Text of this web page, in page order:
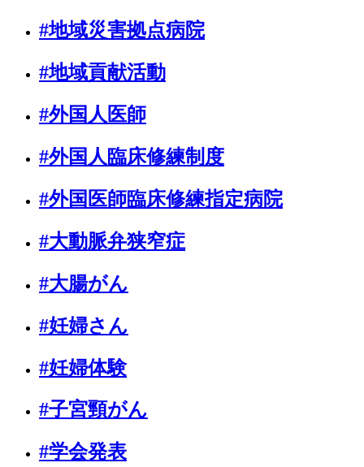
#地域災害拠点病院
#地域貢献活動
#外国人医師
#外国人臨床修練制度
#外国医師臨床修練指定病院
#大動脈弁狭窄症
#大腸がん
#妊婦さん
#妊婦体験
#子宮頸がん
#学会発表